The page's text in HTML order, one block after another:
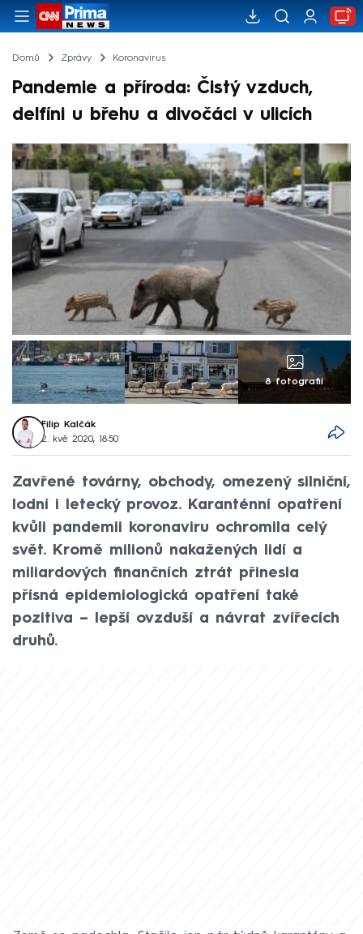
Domů Zprávy Koronavirus
Pandemie a příroda: Čistý vzduch,
delfíni u břehu a divočáci v ulicích
8 fotografií
Filip Kalčák
2. kvě 2020, 18:50
Zavřené továrny, obchody, omezený silniční,
lodní i letecký provoz. Karanténní opatření
kvůli pandemii koronaviru ochromila celý
svět. Kromě milionů nakažených lidí a
miliardových finančních ztrát přinesla
přísná epidemiologická opatření také
pozitiva – lepší ovzduší a návrat zvířecích
druhů.